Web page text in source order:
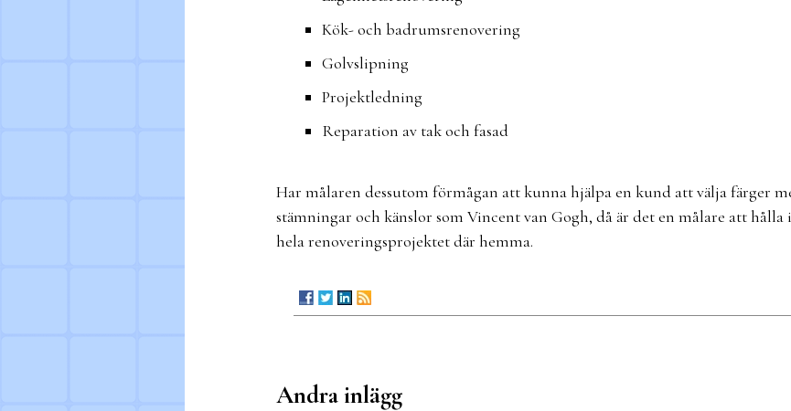
Kök- och badrumsrenovering
Golvslipning
Projektledning
Reparation av tak och fasad
Har målaren dessutom förmågan att kunna hjälpa en kund att välja färger
stämningar och känslor som Vincent van Gogh, då är det en målare att hålla
hela renoveringsprojektet där hemma.
Andra inlägg